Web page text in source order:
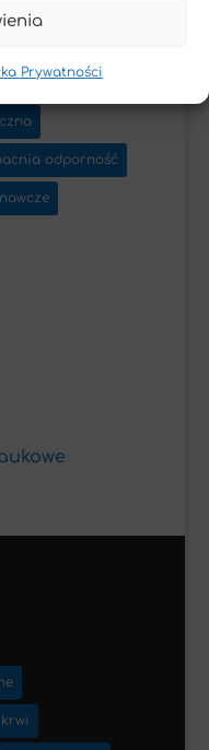
Prywatności
Układ krążenia
odporność